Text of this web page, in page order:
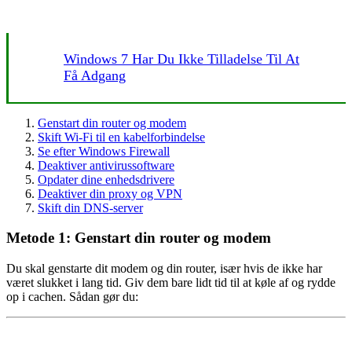
Windows 7 Har Du Ikke Tilladelse Til At
Få Adgang
Genstart din router og modem
Skift Wi-Fi til en kabelforbindelse
Se efter Windows Firewall
Deaktiver antivirussoftware
Opdater dine enhedsdrivere
Deaktiver din proxy og VPN
Skift din DNS-server
Metode 1: Genstart din router og modem
Du skal genstarte dit modem og din router, især hvis de ikke har
været slukket i lang tid. Giv dem bare lidt tid til at køle af og rydde
op i cachen. Sådan gør du: